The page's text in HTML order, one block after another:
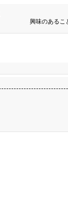
興味のあるこ